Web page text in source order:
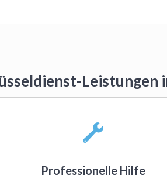
Leistungen
Professionelle Hilfe